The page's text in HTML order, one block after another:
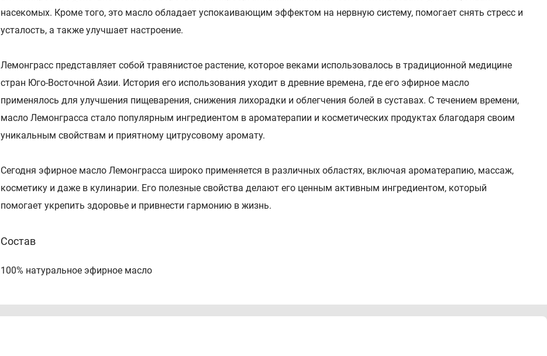
насекомых. Кроме того, это масло обладает успокаивающим эффектом на нервную систему, помогает снять стресс и
усталость, а также улучшает настроение.
Лемонграсс представляет собой травянистое растение, которое веками использовалось в традиционной медицине
стран Юго-Восточной Азии. История его использования уходит в древние времена, где его эфирное масло
применялось для улучшения пищеварения, снижения лихорадки и облегчения болей в суставах. С течением времени,
масло Лемонграсса стало популярным ингредиентом в ароматерапии и косметических продуктах благодаря своим
уникальным свойствам и приятному цитрусовому аромату.
Сегодня эфирное масло Лемонграсса широко применяется в различных областях, включая ароматерапию, массаж,
косметику и даже в кулинарии. Его полезные свойства делают его ценным активным ингредиентом, который
помогает укрепить здоровье и привнести гармонию в жизнь.
Состав
100% натуральное эфирное масло
Способ применения